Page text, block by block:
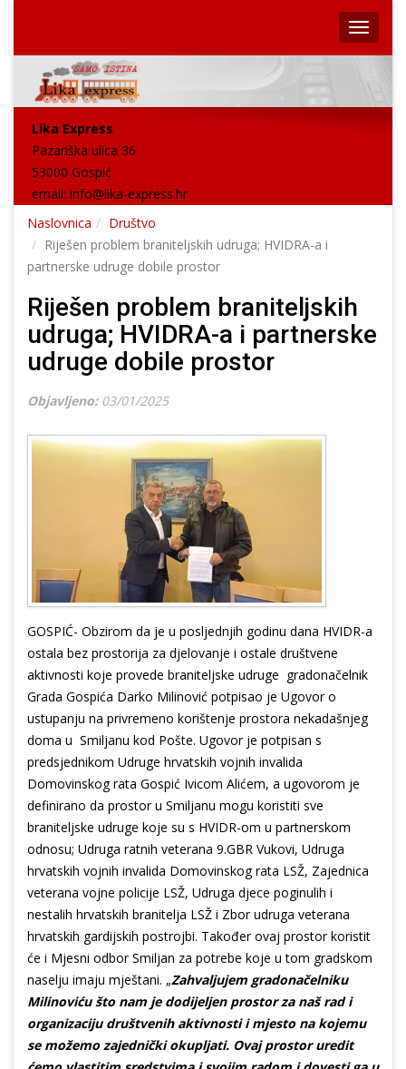
Lika Express
Pazariška ulica 36
53000 Gospić
email: info@lika-express.hr
Naslovnica
Društvo
Riješen problem braniteljskih udruga; HVIDRA-a i
partnerske udruge dobile prostor
Riješen problem braniteljskih
udruga; HVIDRA-a i partnerske
udruge dobile prostor
Objavljeno: 03/01/2025
GOSPIĆ- Obzirom da je u posljednjih godinu dana HVIDR-a
ostala bez prostorija za djelovanje i ostale društvene
aktivnosti koje provede braniteljske udruge gradonačelnik
Grada Gospića Darko Milinović potpisao je Ugovor o
ustupanju na privremeno korištenje prostora nekadašnjeg
doma u Smiljanu kod Pošte. Ugovor je potpisan s
predsjednikom Udruge hrvatskih vojnih invalida
Domovinskog rata Gospić Ivicom Alićem, a ugovorom je
definirano da prostor u Smiljanu mogu koristiti sve
braniteljske udruge koje su s HVIDR-om u partnerskom
odnosu; Udruga ratnih veterana 9.GBR Vukovi, Udruga
hrvatskih vojnih invalida Domovinskog rata LSŽ, Zajednica
veterana vojne policije LSŽ, Udruga djece poginulih i
nestalih hrvatskih branitelja LSŽ i Zbor udruga veterana
hrvatskih gardijskih postrojbi. Također ovaj prostor koristit
će i Mjesni odbor Smiljan za potrebe koje u tom gradskom
naselju imaju mještani. „Zahvaljujem gradonačelniku
Milinoviću što nam je dodijeljen prostor za naš rad i
organizaciju društvenih aktivnosti i mjesto na kojemu
se možemo zajednički okupljati. Ovaj prostor uredit